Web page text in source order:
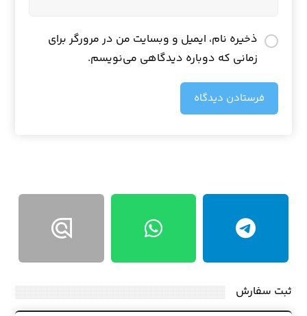
ذخیره نام، ایمیل و وبسایت من در مرورگر برای
زمانی که دوباره دیدگاهی می‌نویسم.
فرستادن دیدگاه
ثبت سفارش